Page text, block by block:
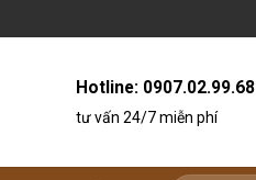
Hotline: 0907.02.99.68
tư vấn 24/7 miễn phí